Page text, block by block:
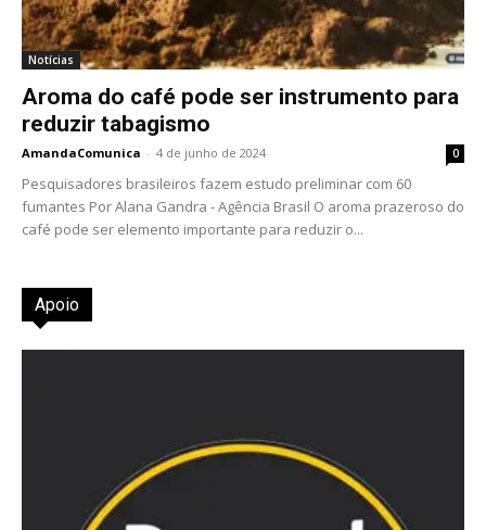
Notícias
Aroma do café pode ser instrumento para
reduzir tabagismo
AmandaComunica - 4 de junho de 2024 0
Pesquisadores brasileiros fazem estudo preliminar com 60
fumantes Por Alana Gandra - Agência Brasil O aroma prazeroso do
café pode ser elemento importante para reduzir o...
Apoio